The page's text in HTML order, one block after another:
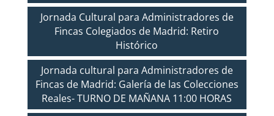
Jornada Cultural para Administradores de
Fincas Colegiados de Madrid: Retiro
Histórico
Jornada cultural para Administradores de
Fincas de Madrid: Galería de las Colecciones
Reales- TURNO DE MAÑANA 11:00 HORAS